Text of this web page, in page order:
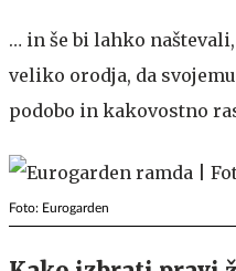
… in še bi lahko
veliko orodja, da
podobo in kakovostno
Foto: Eurogarden